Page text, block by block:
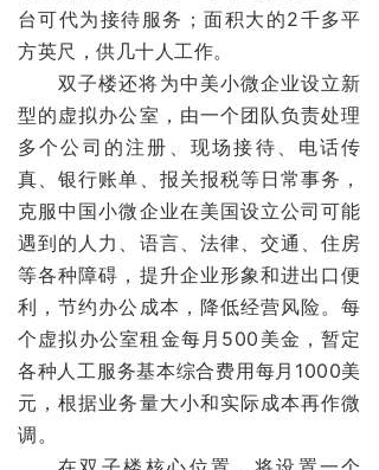
台可代为接待服务；面积大的2千多平
方英尺，供几十人工作。
双子楼还将为中美小微企业设立新
型的虚拟办公室，由一个团队负责处理
多个公司的注册、现场接待、电话传
真、银行账单、报关报税等日常事务，
克服中国小微企业在美国设立公司可能
遇到的人力、语言、法律、交通、住房
等各种障碍，提升企业形象和进出口便
利，节约办公成本，降低经营风险。每
个虚拟办公室租金每月500美金，暂定
各种人工服务基本综合费用每月1000美
元，根据业务量大小和实际成本再作微
调。